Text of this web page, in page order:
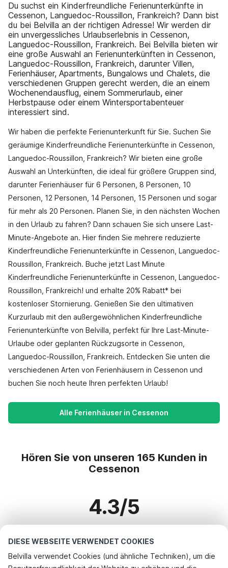
DIESE WEBSEITE VERWENDET COOKIES
Belvilla verwendet Cookies (und ähnliche Techniken), um die
Du suchst ein Kinderfreundliche Ferienunterkünfte in
Cessenon, Languedoc-Roussillon, Frankreich? Dann bist
du bei Belvilla an der richtigen Adresse! Wir werden dir
ein unvergessliches Urlaubserlebnis in Cessenon,
Languedoc-Roussillon, Frankreich. Bei Belvilla bieten wir
eine große Auswahl an Ferienunterkünften in Cessenon,
Languedoc-Roussillon, Frankreich, darunter Villen,
Ferienhäuser, Apartments, Bungalows und Chalets, die
verschiedenen Gruppen gerecht werden, die an einem
Wochenendausflug, einem Sommerurlaub, einer
Herbstpause oder einem Wintersportabenteuer
interessiert sind.
Wir haben die perfekte Ferienunterkunft für Sie. Suchen Sie
geräumige Kinderfreundliche Ferienunterkünfte in Cessenon,
Languedoc-Roussillon, Frankreich? Wir bieten eine große
Auswahl an Unterkünften, die ideal für größere Gruppen sind,
darunter Ferienhäuser für 6 Personen, 8 Personen, 10
Personen, 12 Personen, 14 Personen, 15 Personen und sogar
für mehr als 20 Personen. Planen Sie, in den nächsten Wochen
in den Urlaub zu fahren? Dann schauen Sie sich unsere Last-
Minute-Angebote an. Hier finden Sie mehrere reduzierte
Kinderfreundliche Ferienunterkünfte in Cessenon, Languedoc-
Roussillon, Frankreich. Buche jetzt Last Minute
Kinderfreundliche Ferienunterkünfte in Cessenon, Languedoc-
Roussillon, Frankreich! und erhalte 20% Rabatt* bei
kostenloser Stornierung. Genießen Sie den ultimativen
Kurzurlaub mit den außergewöhnlichen Kinderfreundliche
Ferienunterkünfte von Belvilla, perfekt für Ihre Last-Minute-
Urlaube oder geplanten Rückzugsorte in Cessenon,
Languedoc-Roussillon, Frankreich. Entdecken Sie unten die
verschiedenen Arten von Ferienhäusern in Cessenon und
buchen Sie noch heute Ihren perfekten Urlaub!
Alle Ferienhäuser in Cessenon
Hören Sie von unseren 165 Kunden in
Cessenon
4.3/5